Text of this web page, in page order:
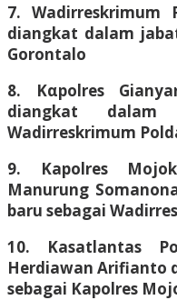
7. Wadirreskrimum
diangkat dalam
Gorontalo
8. Καpolres
diangkat dalam
Wadirreskrimum
9. Kapolres
Manurung
baru sebagai
10. Kasatlantas
Herdiawan Arifianto
sebagai Kapolres